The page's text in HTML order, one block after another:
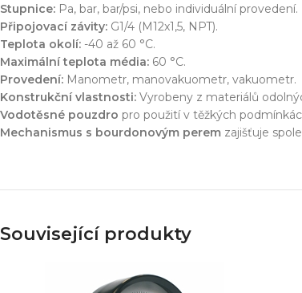
Stupnice: Pa, bar, bar/psi, nebo individuální provedení.
Připojovací závity: G1/4 (M12x1,5, NPT).
Teplota okolí: -40 až 60 °C.
Maximální teplota média: 60 °C.
Provedení: Manometr, manovakuometr, vakuometr.
Konstrukční vlastnosti: Vyrobeny z materiálů
Vodotěsné pouzdro pro použití v těžkých
Mechanismus s bourdonovým perem zajišťuje
Související produkty